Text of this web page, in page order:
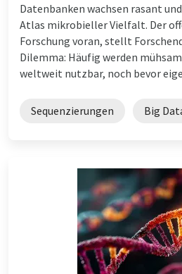
Datenbanken wachsen rasant
Atlas mikrobieller Vielfalt. Der
Forschung voran, stellt
Dilemma: Häufig werden
weltweit nutzbar, noch bevor
Sequenzierungen Big